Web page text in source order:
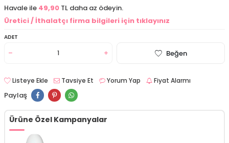
Havale ile 49,90 TL daha az ödeyin.
Üretici / İthalatçı firma bilgileri için tıklayınız
ADET
Beğen
Listeye Ekle Tavsiye Et Yorum Yap Fiyat Alarmı
Paylaş
Ürüne Özel Kampanyalar